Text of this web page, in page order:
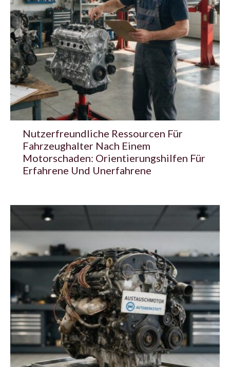
Nutzerfreundliche Ressourcen Für
Fahrzeughalter Nach Einem
Motorschaden: Orientierungshilfen Für
Erfahrene Und Unerfahrene